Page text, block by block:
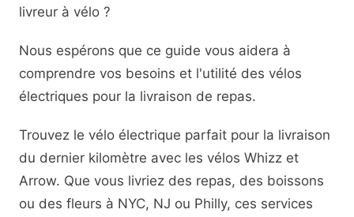
livreur à vélo ?
Nous espérons que ce guide vous aidera à
comprendre vos besoins et l'utilité des vélos
électriques pour la livraison de repas.
Trouvez le vélo électrique parfait pour la livraison
du dernier kilomètre avec les vélos Whizz et
Arrow. Que vous livriez des repas, des boissons
ou des fleurs à NYC, NJ ou Philly, ces services